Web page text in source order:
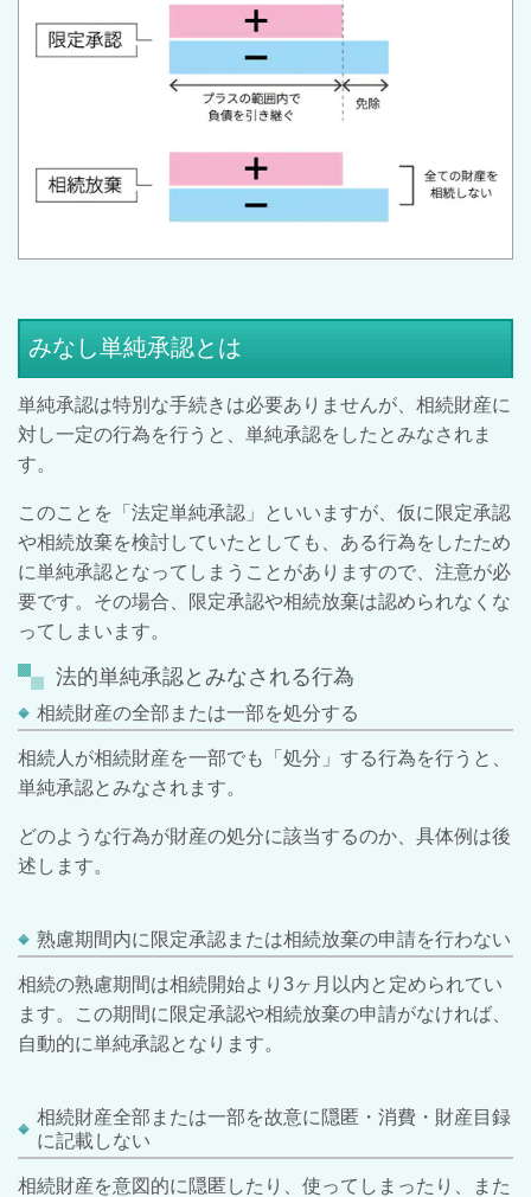
みなし単純承認とは
単純承認は特別な手続きは必要ありませんが、相続財産に
対し一定の行為を行うと、単純承認をしたとみなされま
す。
このことを「法定単純承認」といいますが、仮に限定承認
や相続放棄を検討していたとしても、ある行為をしたため
に単純承認となってしまうことがありますので、注意が必
要です。その場合、限定承認や相続放棄は認められなくな
ってしまいます。
法的単純承認とみなされる行為
相続財産の全部または一部を処分する
相続人が相続財産を一部でも「処分」する行為を行うと、
単純承認とみなされます。
どのような行為が財産の処分に該当するのか、具体例は後
述します。
熟慮期間内に限定承認または相続放棄の申請を行わない
相続の熟慮期間は相続開始より 3ヶ月以内と定められてい
ます。この期間に限定承認や相続放棄の申請がなければ、
自動的に単純承認となります。
相続財産全部または一部を故意に隠匿・消費・財産目録
に記載しない
相続財産を意図的に隠匿したり、使ってしまったり、また